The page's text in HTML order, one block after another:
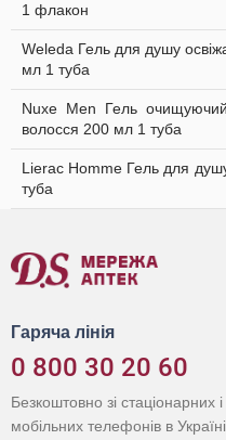
1 флакон
Weleda Гель для душу
мл 1 туба
Nuxe Men Гель
волосся 200 мл 1 туба
Lierac Homme Гель для
туба
Гаряча лінія
0 800 30 20 60
Безкоштовно зі стаціонарних і
мобільних телефонів в Україні